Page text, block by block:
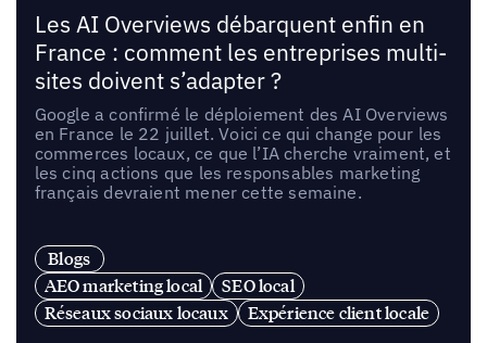
Les AI Overviews débarquent enfin en
France : comment les entreprises multi-
sites doivent s’adapter ?
Google a confirmé le déploiement des AI Overviews
en France le 22 juillet. Voici ce qui change pour les
commerces locaux, ce que l’IA cherche vraiment, et
les cinq actions que les responsables marketing
français devraient mener cette semaine.
Blogs
AEO marketing local
SEO local
Réseaux sociaux locaux
Expérience client locale